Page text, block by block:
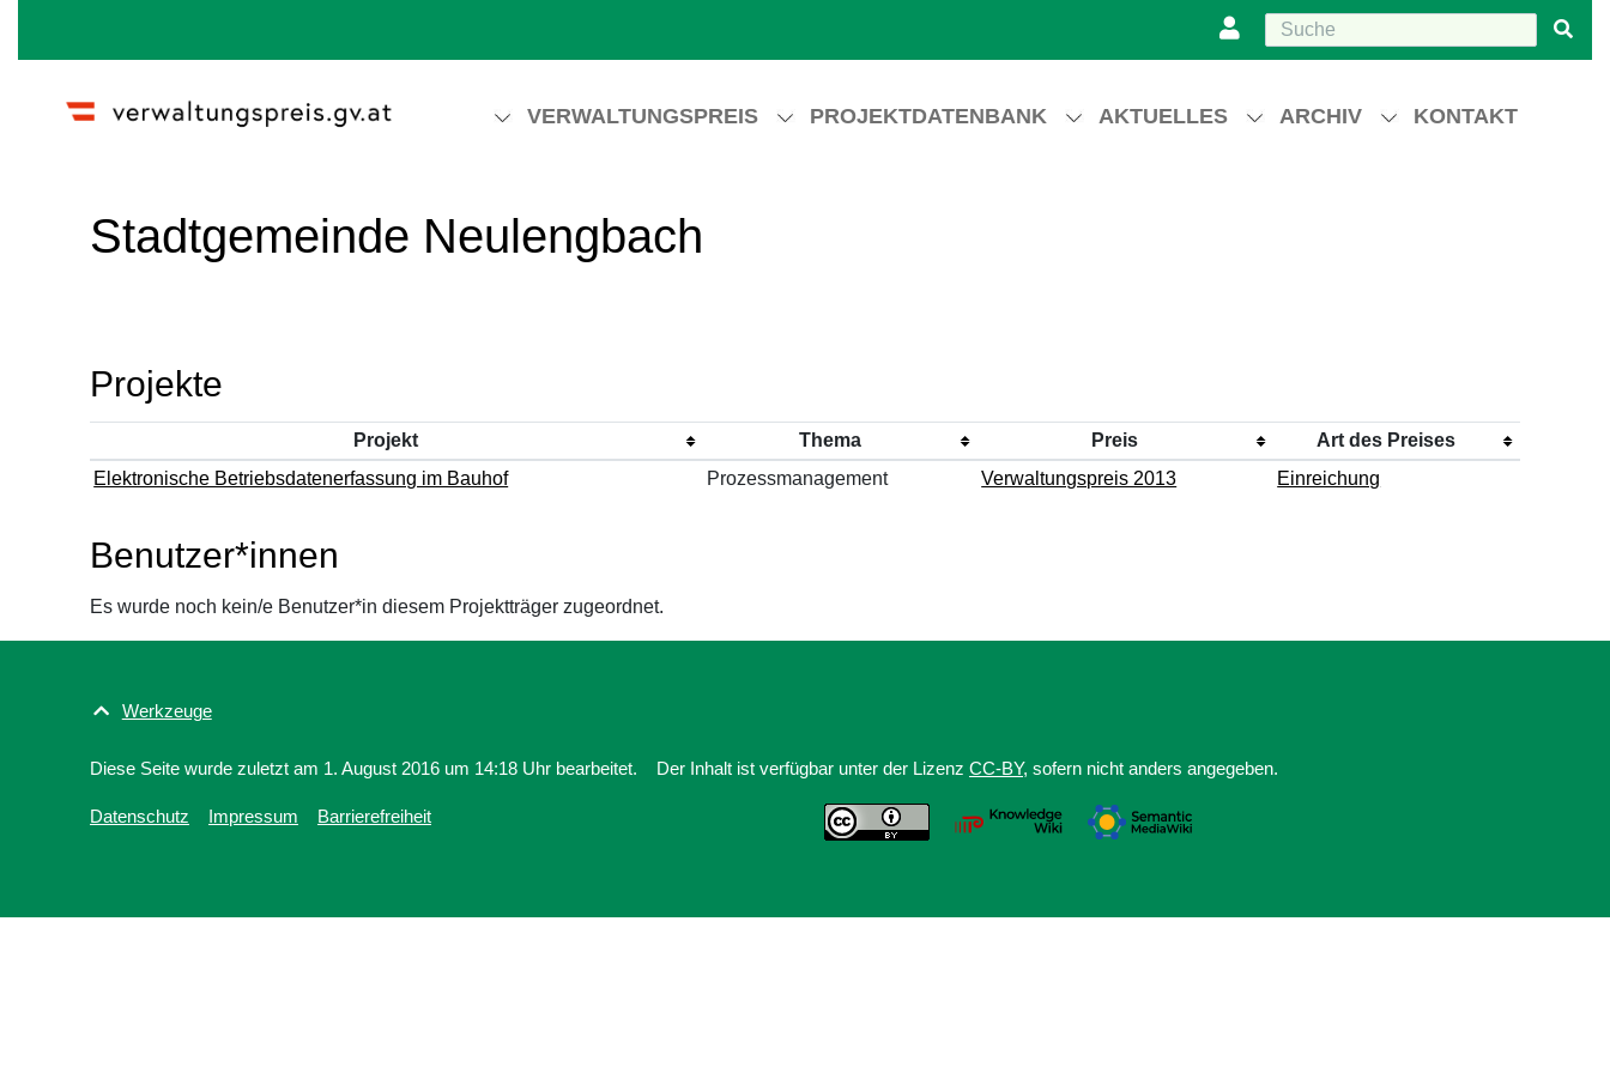
VERWALTUNGSPREIS PROJEKTDATENBANK AKTUELLES ARCHIV KONTAKT
Stadtgemeinde Neulengbach
Projekte
Projekt Thema Preis
Art des Preises
Elektronische Betriebsdatenerfassung im Bauhof
Prozessmanagement Verwaltungspreis 2013 Einreichung
Benutzer*innen
Es wurde noch kein/e Benutzer*in diesem Projektträger zugeordnet.
Werkzeuge
Diese Seite wurde zuletzt am 1. August 2016 um 14:18 Uhr bearbeitet. Der Inhalt ist verfügbar unter der Lizenz CC-BY, sofern nicht anders angegeben.
Datenschutz Impressum Barrierefreiheit